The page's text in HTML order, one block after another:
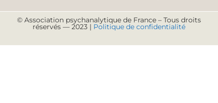
© Association psychanalytique de France – Tous droits
réservés — 2023 | Politique de confidentialité